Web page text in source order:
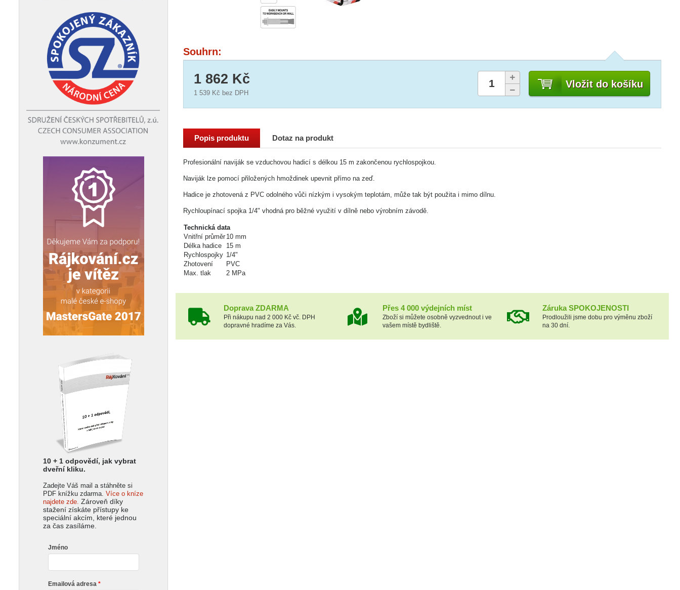
10 + 1 odpovědí, jak vybrat
dveřní kliku.
Zadejte Váš mail a stáhněte si
PDF knížku zdarma. Více o kníze
najdete zde. Zároveň díky
stažení získáte přístupy ke
speciální akcím, které jednou
za čas zasíláme.
Jméno
Emailová adresa
Souhrn:
Vložit do košíku
1 862 Kč
1 539 Kč bez DPH
Popis produktu Dotaz na produkt
Profesionální naviják se vzduchovou hadicí s délkou 15 m zakončenou rychlospojkou.
Naviják lze pomocí přiložených hmoždinek upevnit přímo na zeď.
Hadice je zhotovená z PVC odolného vůči nízkým i vysokým teplotám, může tak být použita i mimo dílnu.
Rychloupínací spojka 1/4" vhodná pro běžné využití v dílně nebo výrobním závodě.
Technická data
Vnitřní průměr 10 mm
Délka hadice
15 m
Rychlospojky 1/4"
Zhotovení
PVC
Max. tlak
2 MPa
Doprava ZDARMA
Při nákupu nad 2 000 Kč vč. DPH
dopravné hradíme za Vás.
Přes 4 000 výdejních míst
Zboží si můžete osobně vyzvednout i ve
vašem místě bydliště.
Záruka SPOKOJENOSTI
Prodloužili jsme dobu pro výměnu zboží
na 30 dní.